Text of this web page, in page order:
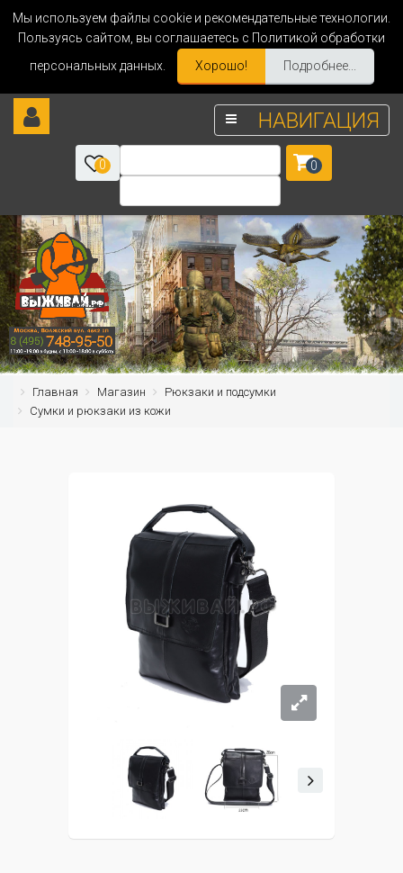
Мы используем файлы cookie и рекомендательные технологии.
Пользуясь сайтом, вы соглашаетесь с Политикой обработки
персональных данных.
Хорошо! Подробнее...
НАВИГАЦИЯ
0 0
Главная Магазин
Рюкзаки и подсумки
Сумки и рюкзаки из кожи